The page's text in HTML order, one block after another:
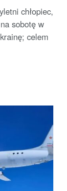
chłopiec,
sobotę w
celem